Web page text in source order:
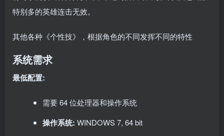
特别多的英雄连击无效。
其他各种《个性技》，根据角色的不同发挥不同的特性
系统需求
最低配置:
需要 64 位处理器和操作系统
操作系统: WINDOWS 7, 64 bit